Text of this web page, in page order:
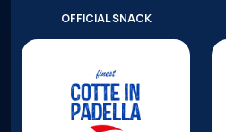
OFFICIAL SNACK